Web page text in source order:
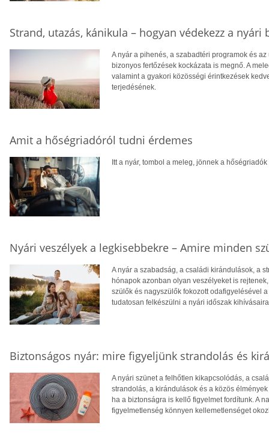
Strand, utazás, kánikula – hogyan védekezz a nyári
A nyár a pihenés, a szabadtéri programok és
bizonyos fertőzések kockázata is megnő. A
valamint a gyakori közösségi érintkezések
terjedésének.
Amit a hőségriadóról tudni érdemes
Itt a nyár, tombol a meleg, jönnek a
Nyári veszélyek a legkisebbekre – Amire minden
A nyár a szabadság, a családi kirándulások, a
hónapok azonban olyan veszélyeket is
szülők és nagyszülők fokozott odafigyelésével
tudatosan felkészülni a nyári időszak
Biztonságos nyár: mire figyeljünk strandolás és
A nyári szünet a felhőtlen kikapcsolódás, a
strandolás, a kirándulások és a közös
ha a biztonságra is kellő figyelmet fordítunk. A
figyelmetlenség könnyen kellemetlenséget